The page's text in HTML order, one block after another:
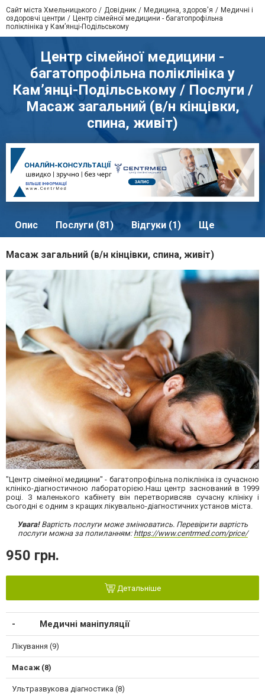
Сайт міста Хмельницького Довідник Медицина, здоров'я
Медичні і
оздоровчі центри
Центр сімейної медицини - багатопрофільна
поліклініка у Кам’янці-Подільському
Центр сімейної медицини -
багатопрофільна поліклініка у
Кам’янці-Подільському / Послуги /
Масаж загальний (в/н кінцівки,
спина, живіт)
Опис Послуги (81) Відгуки (1) Ще
Масаж загальний (в/н кінцівки, спина, живіт)
"Центр сімейної медицини" - багатопрофільна поліклініка із сучасною
клініко-діагностичною лабораторією.Наш центр заснований в 1999
році. З маленького кабінету він перетворивсяв сучасну клініку і
сьогодні є одним з кращих лікувально-діагностичних установ міста.
Увага! Вартість послуги може змінюватись. Перевірити вартість
послуги можна за полиланням: https://www.centrmed.com/price/
950 грн.
Детальніше
Медичні маніпуляції
Лікування (9)
Масаж (8)
Ультразвукова діагностика (8)